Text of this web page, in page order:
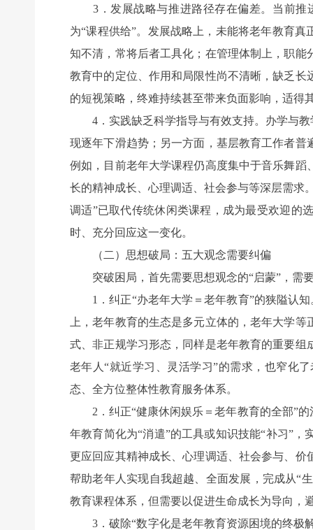
3．发展战略与推进路径存在偏差。当前推
为“课程供给”。发展战略上，未能将老年教育
知不清，常将后者工具化；在管理体制上，职
教育中的定位、作用和局限性尚不清晰，缺乏
的短视策略，终难持续甚至带来负面影响，适得
4．实践缺乏科学指导与有效支持。办学与教
现逐年下滑趋势；另一方面，基层教育工作者
例如，目前老年大学课程仍高度集中于音乐舞
长的精神成长、心理调适、社会参与等深层需求
调适”已取代传统休闲类课程，成为最受欢迎的
时、充分回应这一变化。
（二）思想破局：五大观念需要纠偏
突破困局，首先需要思想观念的“启蒙”，需
1．纠正“办老年大学＝老年教育”的狭隘认知
上，老年教育的生态是多元立体的，老年大学
式、非正规学习形态，同样是老年教育的重要
老年人“就近学习、灵活学习”的需求，也窄化
态、全方位整体性教育服务体系。
2．纠正“健康休闲娱乐＝老年教育的全部”的
年教育简化为“消遣”的工具或知识技能“补习”
更应回应其精神成长、心理调适、社会参与、
帮助老年人实现自我超越、全面发展，完成从“
教育课程体系，但需要以促进生命成长为导向，
3．破除“数字化是老年教育资源困境的终极解